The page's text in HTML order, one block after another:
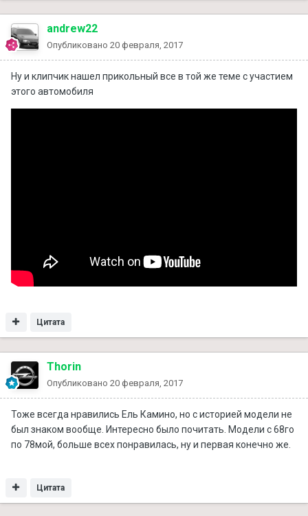
andrew22
Опубликовано 20 февраля, 2017
Ну и клипчик нашел прикольный все в той же теме с участием
этого автомобиля
Цитата
Thorin
Опубликовано 20 февраля, 2017
Тоже всегда нравились Ель Камино, но с историей модели не
был знаком вообще. Интересно было почитать. Модели с 68го
по 78мой, больше всех понравилась, ну и первая конечно же.
Цитата